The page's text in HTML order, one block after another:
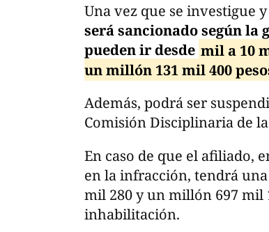
Una vez que se investigue
será sancionado según la
pueden ir desde mil a 10
un millón 131 mil 400
Además, podrá ser
Comisión Disciplinaria de la
En caso de que el afiliado,
en la infracción, tendrá
mil 280 y un millón 697 mil
inhabilitación.